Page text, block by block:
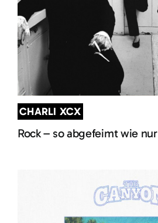
CHARLI XCX
Rock – so abgefeimt wie nur